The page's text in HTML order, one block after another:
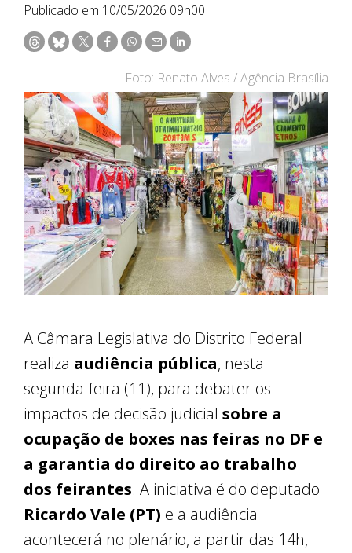
Publicado em 10/05/2026 09h00
Foto: Renato Alves / Agência Brasília
A Câmara Legislativa do Distrito Federal
realiza audiência pública, nesta
segunda-feira (11), para debater os
impactos de decisão judicial sobre a
ocupação de boxes nas feiras no DF e
a garantia do direito ao trabalho
dos feirantes. A iniciativa é do deputado
Ricardo Vale (PT) e a audiência
acontecerá no plenário, a partir das 14h,